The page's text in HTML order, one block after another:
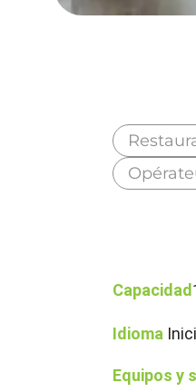
Capacidad
Idioma
Equipos y